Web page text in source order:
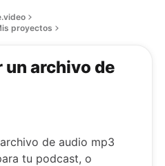
proyectos
archivo de
de audio mp3
tu podcast, o